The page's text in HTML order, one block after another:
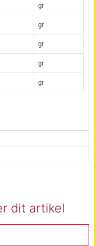
gr
gr
gr
gr
gr
dit artikel